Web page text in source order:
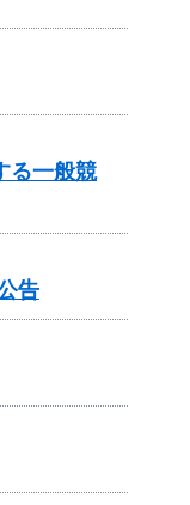
る一般競
告